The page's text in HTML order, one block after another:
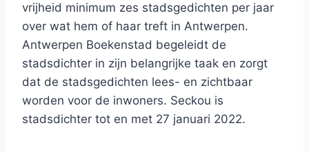
vrijheid minimum zes stadsgedichten per jaar
over wat hem of haar treft in Antwerpen.
Antwerpen Boekenstad begeleidt de
stadsdichter in zijn belangrijke taak en zorgt
dat de stadsgedichten lees- en zichtbaar
worden voor de inwoners. Seckou is
stadsdichter tot en met 27 januari 2022.